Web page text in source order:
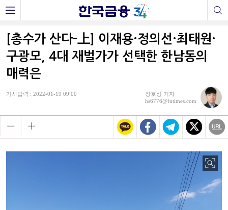
[총수가 산다-上] 이재용·정의선·최태원·
구광모, 4대 재벌가가 선택한 한남동의
매력은
기사입력 : 2022-01-19 09:00
장호성 기자
hs6776@fntimes.com